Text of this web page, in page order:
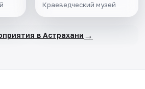
Краеведческий музей
в Астрахани →